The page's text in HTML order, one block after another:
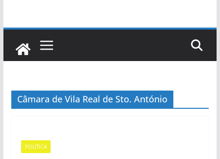
Câmara de Vila Real de Sto. António
POLÍTICA